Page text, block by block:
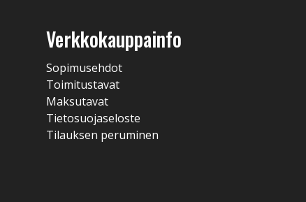
Verkkokauppainfo
Sopimusehdot
Toimitustavat
Maksutavat
Tietosuojaseloste
Tilauksen peruminen